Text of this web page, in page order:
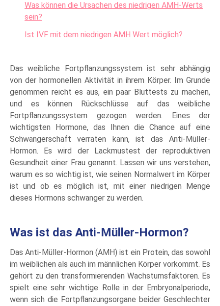
Was können die Ursachen des niedrigen AMH-Werts
sein?
Ist IVF mit dem niedrigen AMH Wert möglich?
Das weibliche Fortpflanzungssystem ist sehr abhängig
von der hormonellen Aktivität in ihrem Körper. Im Grunde
genommen reicht es aus, ein paar Bluttests zu machen,
und es können Rückschlüsse auf das weibliche
Fortpflanzungssystem gezogen werden. Eines der
wichtigsten Hormone, das Ihnen die Chance auf eine
Schwangerschaft verraten kann, ist das Anti-Müller-
Hormon. Es wird der Lackmustest der reproduktiven
Gesundheit einer Frau genannt. Lassen wir uns verstehen,
warum es so wichtig ist, wie seinen Normalwert im Körper
ist und ob es möglich ist, mit einer niedrigen Menge
dieses Hormons schwanger zu werden.
Was ist das Anti-Müller-Hormon?
Das Anti-Müller-Hormon (AMH) ist ein Protein, das sowohl
im weiblichen als auch im männlichen Körper vorkommt. Es
gehört zu den transformierenden Wachstumsfaktoren. Es
spielt eine sehr wichtige Rolle in der Embryonalperiode,
wenn sich die Fortpflanzungsorgane beider Geschlechter